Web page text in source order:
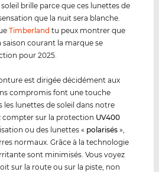
brille parce que ces lunettes de
que la nuit sera blanche.
Timberland tu peux montrer que
saison courant la marque se
pour 2025.
est dirigée décidément aux
compromis font une touche
les lunettes de soleil dans notre
compter sur la protection UV400
ou des lunettes « polarisés »,
normaux. Grâce à la technologie
sont minimisés. Vous voyez
sur la route ou sur la piste, non